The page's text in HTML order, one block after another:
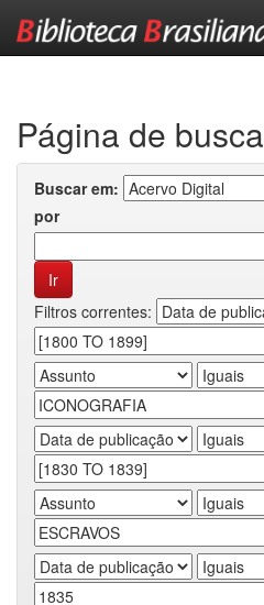
Página de busca
Buscar em:
por
Filtros correntes: